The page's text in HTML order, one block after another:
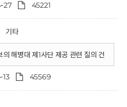
27 45221
기타
해병대 제1사단 제공 관련 질의 건
13 45569